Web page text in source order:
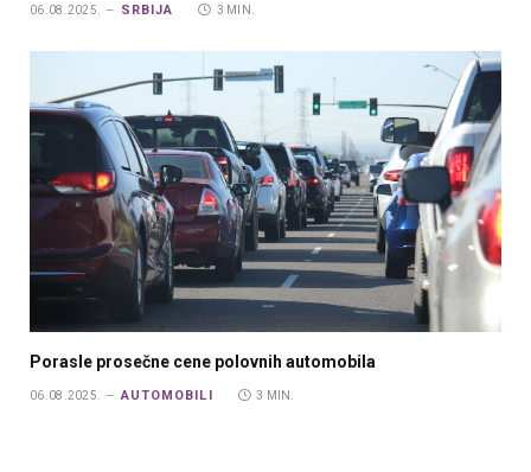
06.08.2025. SRBIJA 3 MIN.
Porasle prosečne cene polovnih automobila
06.08.2025. AUTOMOBILI 3 MIN.